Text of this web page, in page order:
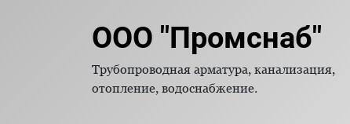
ООО "Промснаб"
Трубопроводная арматура, канализация,
отопление, водоснабжение.